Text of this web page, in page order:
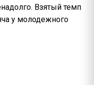
Взятый темп
у молодежного